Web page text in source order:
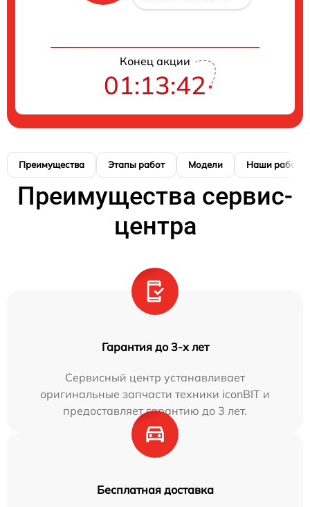
Конец акции
01:13:42
Преимущества Этапы работ Модели Наши работы
Преимущества сервис-
центра
Гарантия до 3-х лет
Сервисный центр устанавливает
оригинальные запчасти техники iconBIT и
предоставляет гарантию до 3 лет.
Бесплатная доставка